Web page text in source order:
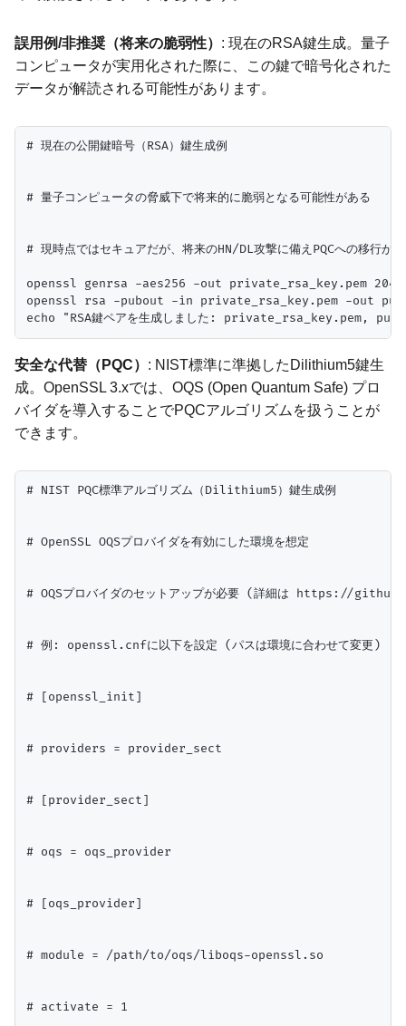
誤用例/非推奨（将来の脆弱性） : 現在のRSA鍵生成。量子
コンピュータが実用化された際に、この鍵で暗号化された
データが解読される可能性があります。
# 現在の公開鍵暗号（RSA）鍵生成例
# 量子コンピュータの脅威下で将来的に脆弱となる可能性がある
# 現時点ではセキュアだが、将来のHN/DL攻撃に備えPQCへの移行が
openssl genrsa -aes256 -out private_rsa_key.pem 2048
openssl rsa -pubout -in private_rsa_key.pem -out
安全な代替（PQC） : NIST標準に準拠したDilithium5鍵生
成。OpenSSL 3.xでは、OQS (Open Quantum Safe) プロ
バイダを導入することでPQCアルゴリズムを扱うことが
できます。
# NIST PQC標準アルゴリズム（Dilithium5）鍵生成例
# OpenSSL OQSプロバイダを有効にした環境を想定
# OQSプロバイダのセットアップが必要 (詳細は https://
# 例: openssl.cnfに以下を設定 (パスは環境に合わせて変更)
# [openssl_init]
# providers = provider_sect
# [provider_sect]
# oqs = oqs_provider
# [oqs_provider]
# module = /path/to/oqs/liboqs-openssl.so
# activate = 1